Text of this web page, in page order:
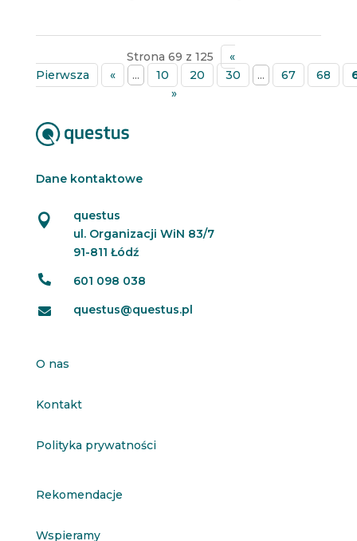
Strona 69 z 125
«
Pierwsza
« ... 10 20 30 ... 67 68
»
Dane kontaktowe

questus
ul. Organizacji WiN 83/7
91-811 Łódź
 601 098 038
 questus@questus.pl
O nas
Kontakt
Polityka prywatności
Rekomendacje
Wspieramy